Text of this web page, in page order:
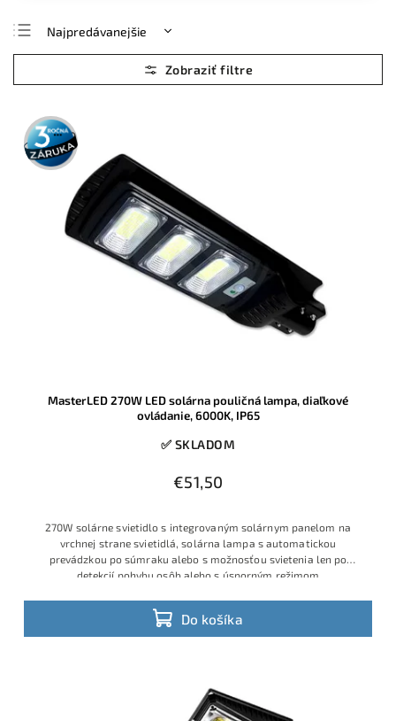
Najpredávanejšie
Najlacnejšie
Najdrahšie
Abecedne
3 roky
záruka
MasterLED 270W LED solárna pouličná lampa, diaľkové
ovládanie, 6000K, IP65
✅ SKLADOM
€51,50
Do košíka
270W solárne svietidlo s integrovaným solárnym panelom na
vrchnej strane svietidlá, solárna lampa s automatickou
prevádzkou po súmraku alebo s možnosťou svietenia len po
detekcií pohybu osôb alebo s úsporným režimom